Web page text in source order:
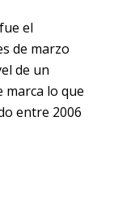
el
de marzo
de un
marca lo que
entre 2006